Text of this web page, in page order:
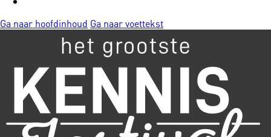
Ga naar hoofdinhoud Ga naar voettekst